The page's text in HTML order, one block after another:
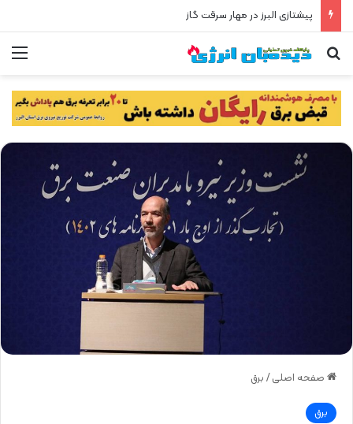
پیشتازی البرز در مهار سرقت گاز
جستجو برای
صفحه اصلی / برق
برق